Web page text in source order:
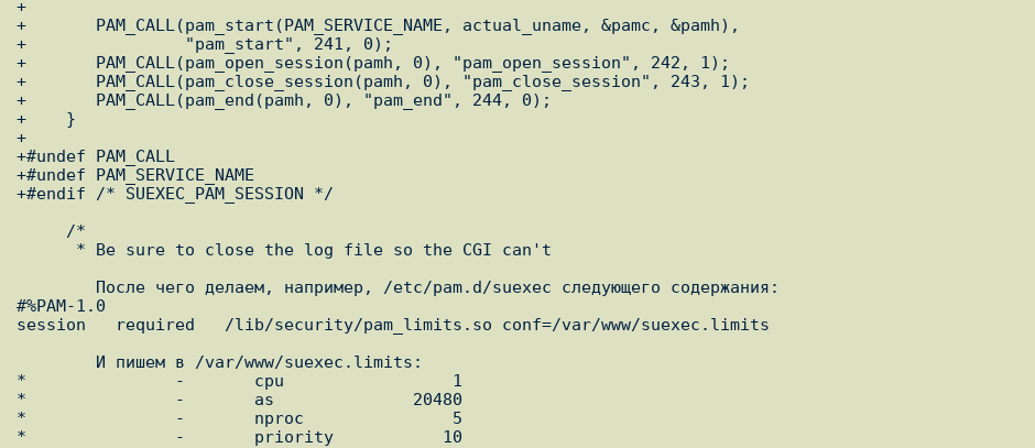
+
+	PAM_CALL(pam_start(PAM_SERVICE_NAME, actual_uname, &pamc, &pamh),
+		 "pam_start", 241, 0);
+	PAM_CALL(pam_open_session(pamh, 0), "pam_open_session", 242, 1);
+	PAM_CALL(pam_close_session(pamh, 0), "pam_close_session", 243, 1);
+	PAM_CALL(pam_end(pamh, 0), "pam_end", 244, 0);
+    }
+
+#undef PAM_CALL
+#undef PAM_SERVICE_NAME
+#endif /* SUEXEC_PAM_SESSION */
#%PAM-1.0
session   required   /lib/security/pam_limits.so conf=/var/www/suexec.limits
*               -       cpu                 1
*               -       as              20480
*               -       nproc               5
*               -       priority           10